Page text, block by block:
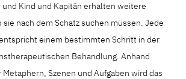
Kind und Kapitän erhalten weitere
nach dem Schatz suchen müssen. Jede
einem bestimmten Schritt in der
Behandlung. Anhand
Szenen und Aufgaben wird das